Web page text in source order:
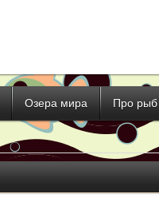
Озера мира Про рыб